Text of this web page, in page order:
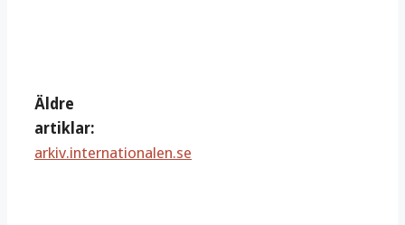
Äldre
artiklar:
arkiv.internationalen.se